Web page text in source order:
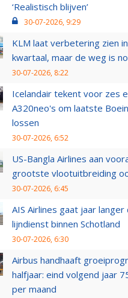
‘Realistisch blijven’
30-07-2026, 9:29
KLM laat verbetering zien
kwartaal, maar de weg is
30-07-2026, 8:22
Icelandair tekent voor zes
A320neo's om laatste
lossen
30-07-2026, 6:52
US-Bangla Airlines aan
grootste vlootuitbreiding
30-07-2026, 6:45
AIS Airlines gaat jaar
lijndienst binnen Schotland
30-07-2026, 6:30
Airbus handhaaft
halfjaar: eind volgend jaar
per maand